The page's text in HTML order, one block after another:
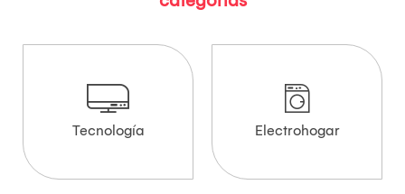
Tecnología Electrohogar